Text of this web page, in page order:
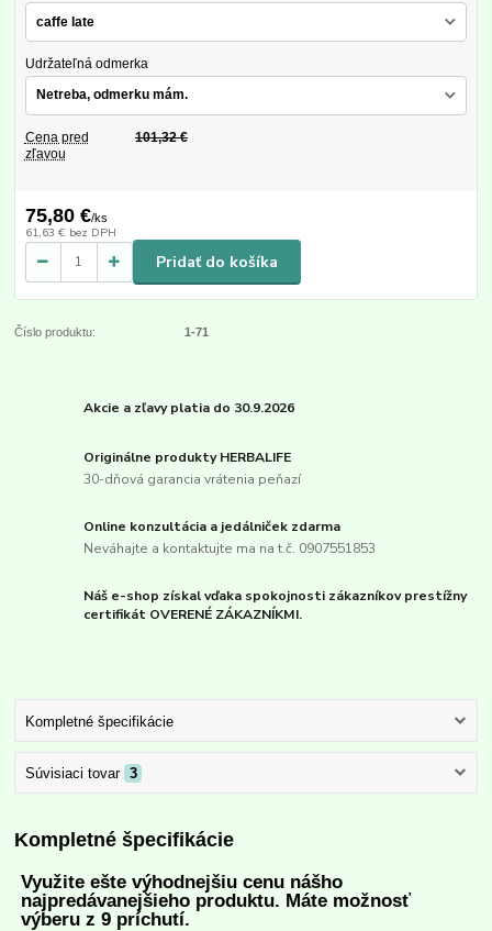
Udržateľná odmerka
Cena pred
zľavou
101,32 €
75,80 €/ks
61,63 € bez DPH
Pridať do košíka
Číslo produktu: 1-71
Akcie a zľavy platia do 30.9.2026
Originálne produkty HERBALIFE
30-dňová garancia vrátenia peňazí
Online konzultácia a jedálniček zdarma
Neváhajte a kontaktujte ma na t.č. 0907551853
Náš e-shop získal vďaka spokojnosti zákazníkov prestížny
certifikát OVERENÉ ZÁKAZNÍKMI.
Kompletné špecifikácie
Súvisiaci tovar 3
Kompletné špecifikácie
Využite ešte výhodnejšiu cenu nášho
najpredávanejšieho produktu. Máte možnosť
výberu z 9 príchutí.